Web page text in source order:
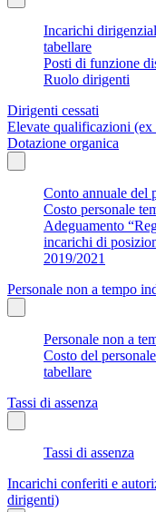
Incarichi
tabellare
Posti di funzione
Ruolo dirigenti
Dirigenti cessati
Elevate qualificazioni
Dotazione organica
Conto annuale del
Costo personale
Adeguamento
incarichi di
2019/2021
Personale non a tempo
Personale non a
Costo del
tabellare
Tassi di assenza
Tassi di assenza
Incarichi conferiti e
dirigenti)